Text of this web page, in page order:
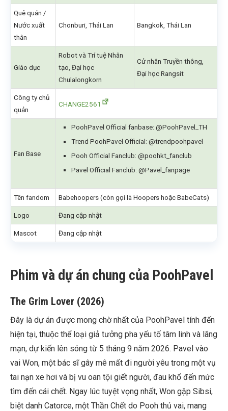
Quê quán /
Nước xuất
thân
Chonburi, Thái Lan Bangkok, Thái Lan
Giáo dục
Robot và Trí tuệ Nhân
tạo, Đại học
Chulalongkorn
Cử nhân Truyền thông,
Đại học Rangsit
Công ty chủ
quản
CHANGE2561
Fan Base
PoohPavel Official fanbase: @PoohPavel_TH
Trend PoohPavel Official: @trendpoohpavel
Pooh Official Fanclub: @poohkt_fanclub
Pavel Official Fanclub: @Pavel_fanpage
Tên fandom Babehoopers (còn gọi là Hoopers hoặc BabeCats)
Logo Đang cập nhật
Mascot Đang cập nhật
Phim và dự án chung của PoohPavel
The Grim Lover (2026)
Đây là dự án được mong chờ nhất của PoohPavel tính đến
hiện tại, thuộc thể loại giả tưởng pha yếu tố tâm linh và lãng
mạn, dự kiến lên sóng từ 5 tháng 9 năm 2026. Pavel vào
vai Won, một bác sĩ gây mê mất đi người yêu trong một vụ
tai nạn xe hơi và bị vu oan tội giết người, đau khổ đến mức
tìm đến cái chết. Ngay lúc tuyệt vọng nhất, Won gặp Sibsi,
biệt danh Catorce, một Thần Chết do Pooh thủ vai, mang